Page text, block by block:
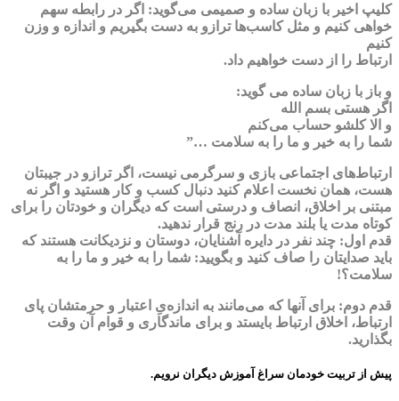
کلیپ اخیر با زبان ساده و صمیمی می‌گوید: اگر در رابطه سهم
خواهی کنیم و مثل کاسب‌ها ترازو به دست بگیریم و اندازه و وزن
کنیم
ارتباط را از دست خواهیم داد.
و باز با زبان ساده می گوید:
اگر هستی بسم الله
و الا کلشو حساب می‌کنم
شما را به خیر و ما را به سلامت …”
ارتباط‌های اجتماعی بازی و سرگرمی نیست، اگر ترازو در جیبتان
هست، همان نخست اعلام کنید دنبال کسب و کار هستید و اگر نه
مبتنی بر اخلاق، انصاف و درستی است که دیگران و خودتان را برای
کوتاه مدت یا بلند مدت در رنج قرار ندهید.
قدم اول: چند نفر در دایره آشنایان، دوستان و نزدیکانت هستند که
باید صدایتان را صاف کنید و بگویید: شما را به خیر و ما را به
سلامت؟!
قدم دوم: برای آنها که می‌مانند به اندازه‌یِ اعتبار و حرمتشان پای
ارتباط، اخلاق ارتباط بایستد و برای ماندگاری و قوام آن وقت
بگذارید.
پیش از تربیت خودمان سراغ آموزش دیگران نرویم.